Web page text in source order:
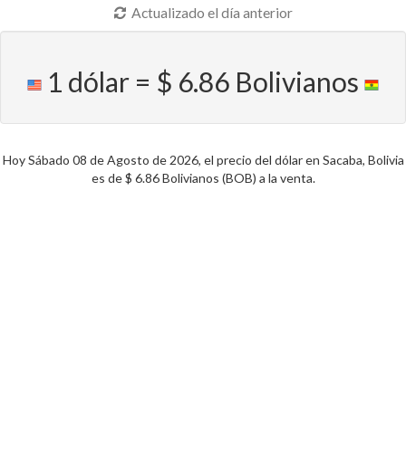
Actualizado el día anterior
1 dólar = $ 6.86 Bolivianos
Hoy Sábado 08 de Agosto de 2026, el precio del dólar en Sacaba, Bolivia
es de $ 6.86 Bolivianos (BOB) a la venta.